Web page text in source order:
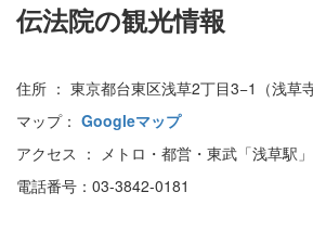
伝法院の観光情報
住所 ： 東京都台東区浅草2丁目3−1（浅草寺
マップ： Googleマップ
アクセス ： メトロ・都営・東武「浅草駅
電話番号：03-3842-0181